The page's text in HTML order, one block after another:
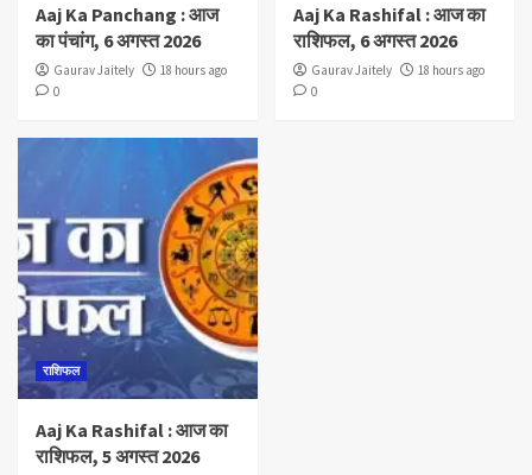
Aaj Ka Panchang : आज
का पंचांग, 6 अगस्त 2026
Gaurav Jaitely
18 hours ago
0
Aaj Ka Rashifal : आज का
राशिफल, 6 अगस्त 2026
Gaurav Jaitely
18 hours ago
0
राशिफल
Aaj Ka Rashifal : आज का
राशिफल, 5 अगस्त 2026